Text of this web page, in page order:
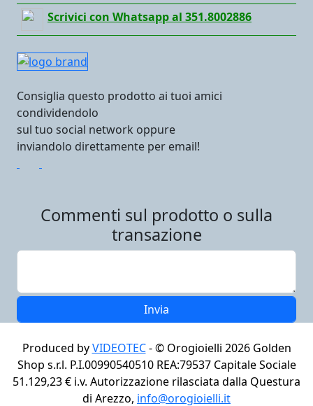
Scrivici con Whatsapp al 351.8002886
Consiglia questo prodotto ai tuoi amici
condividendolo
sul tuo social network oppure
inviandolo direttamente per email!
Commenti sul prodotto o sulla
transazione
Produced byVIDEOTEC - © Orogioielli 2026Golden
Shop s.r.l. P.I.00990540510 REA:79537 Capitale Sociale
51.129,23 € i.v. Autorizzazione rilasciata dalla Questura
di Arezzo, info@orogioielli.it